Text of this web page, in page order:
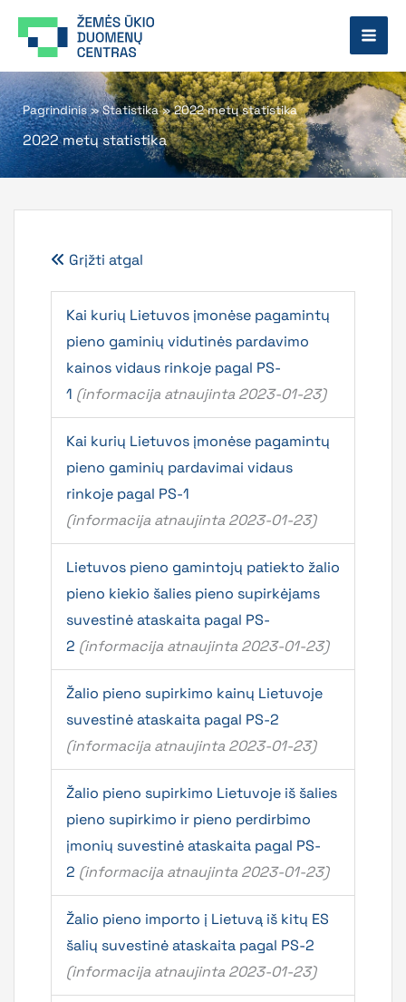
prie
Pagrindinis»Statistika»2022 metų statistika
2022 metų statistika
Grįžti atgal
Kai kurių Lietuvos įmonėse pagamintų
pieno gaminių vidutinės pardavimo
kainos vidaus rinkoje pagal PS-
1 (informacija atnaujinta 2023-01-23)
Kai kurių Lietuvos įmonėse pagamintų
pieno gaminių pardavimai vidaus
rinkoje pagal PS-1
(informacija atnaujinta 2023-01-23)
Lietuvos pieno gamintojų patiekto žalio
pieno kiekio šalies pieno supirkėjams
suvestinė ataskaita pagal PS-
2 (informacija atnaujinta 2023-01-23)
Žalio pieno supirkimo kainų Lietuvoje
suvestinė ataskaita pagal PS-2
(informacija atnaujinta 2023-01-23)
Žalio pieno supirkimo Lietuvoje iš šalies
pieno supirkimo ir pieno perdirbimo
įmonių suvestinė ataskaita pagal PS-
2 (informacija atnaujinta 2023-01-23)
Žalio pieno importo į Lietuvą iš kitų ES
šalių suvestinė ataskaita pagal PS-2
(informacija atnaujinta 2023-01-23)